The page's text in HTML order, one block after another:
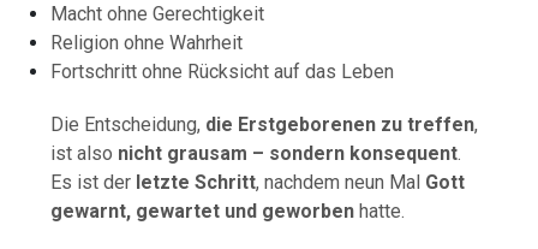
Macht ohne Gerechtigkeit
Religion ohne Wahrheit
Fortschritt ohne Rücksicht auf das Leben
Die Entscheidung, die Erstgeborenen zu treffen,
ist also nicht grausam – sondern konsequent.
Es ist der letzte Schritt, nachdem neun Mal Gott
gewarnt, gewartet und geworben hatte.